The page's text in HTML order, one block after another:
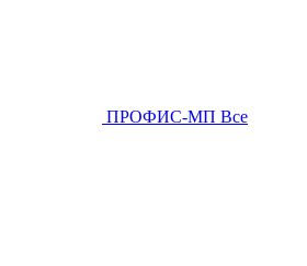
ПРОФИС-МП Все